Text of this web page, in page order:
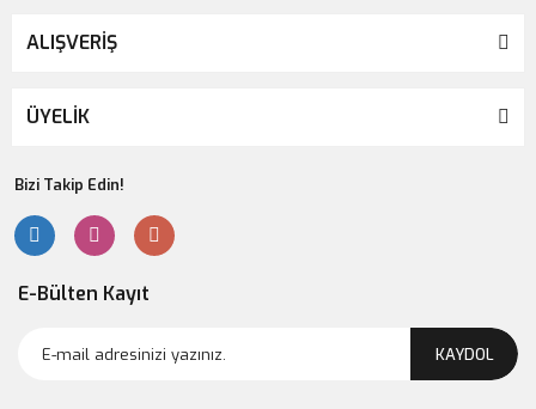
ALIŞVERİŞ
ÜYELİK
Bizi Takip Edin!
E-Bülten Kayıt
KAYDOL